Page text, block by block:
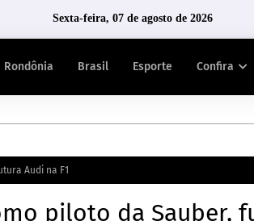
Sexta-feira, 07 de agosto de 2026
Rondônia Brasil Esporte Confira
Audi na F1
piloto da Sauber,